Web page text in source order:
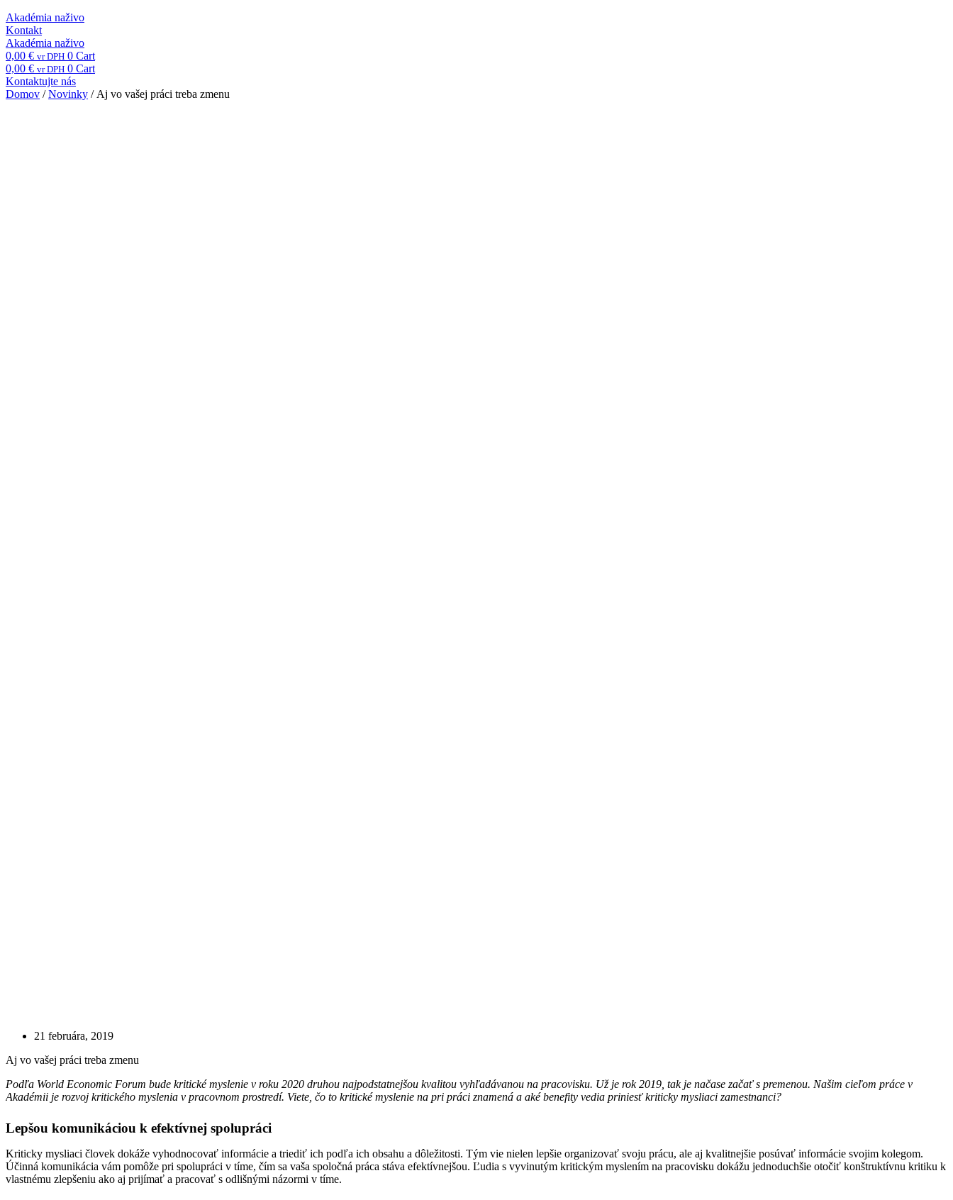
Akadémia naživo
Kontakt
Akadémia naživo
0,00 € vr DPH 0 Cart
0,00 € vr DPH 0 Cart
Kontaktujte nás
Domov /Novinky / Aj vo vašej práci treba zmenu
21 februára, 2019
Aj vo vašej práci treba zmenu
Podľa World Economic Forum bude kritické myslenie v roku 2020 druhou najpodstatnejšou kvalitou vyhľadávanou na pracovisku. Už je rok 2019, tak je načase začať s premenou. Našim cieľom práce v
Akadémii je rozvoj kritického myslenia v pracovnom prostredí. Viete, čo to kritické myslenie na pri práci znamená a aké benefity vedia priniesť kriticky mysliaci zamestnanci?
Lepšou komunikáciou k efektívnej spolupráci
Kriticky mysliaci človek dokáže vyhodnocovať informácie a triediť ich podľa ich obsahu a dôležitosti. Tým vie nielen lepšie organizovať svoju prácu, ale aj kvalitnejšie posúvať informácie svojim kolegom.
Účinná komunikácia vám pomôže pri spolupráci v tíme, čím sa vaša spoločná práca stáva efektívnejšou. Ľudia s vyvinutým kritickým myslením na pracovisku dokážu jednoduchšie otočiť konštruktívnu kritiku k
vlastnému zlepšeniu ako aj prijímať a pracovať s odlišnými názormi v tíme.